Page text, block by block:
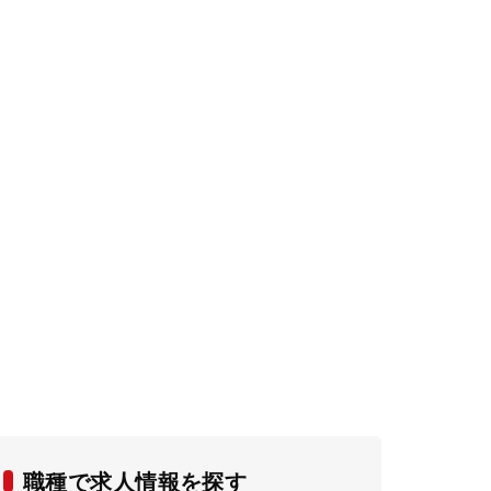
職種で求人情報を探す